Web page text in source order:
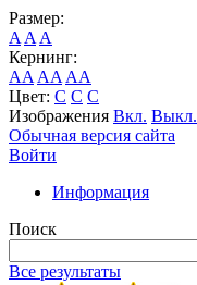
Размер:
A A A
Кернинг:
AA AA AA
Цвет: C C C
Изображения Вкл. Выкл.
Обычная версия сайта
Войти
Информация
Поиск
Все результаты